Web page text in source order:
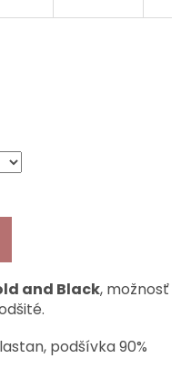
and Black, možnosť
podšívka 90%